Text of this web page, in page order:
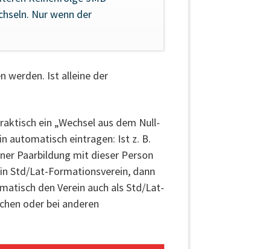
Nur wenn der
werden. Ist alleine der
ein „Wechsel aus dem Null-
automatisch eintragen: Ist z. B.
Paarbildung mit dieser Person
Std/Lat-Formationsverein, dann
den Verein auch als Std/Lat-
oder bei anderen